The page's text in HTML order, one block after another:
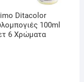
Ditacolor
100ml
6 Χρώματα